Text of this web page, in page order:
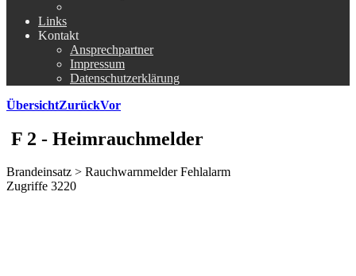
Links
Kontakt
Ansprechpartner
Impressum
Datenschutzerklärung
ÜbersichtZurückVor
F 2 - Heimrauchmelder
Brandeinsatz > Rauchwarnmelder Fehlalarm
Zugriffe 3220